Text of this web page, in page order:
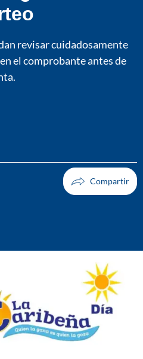
revisar cuidadosamente
el comprobante antes de